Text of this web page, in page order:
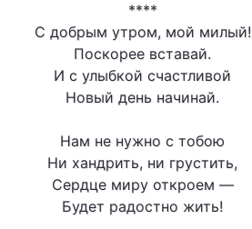
****
С добрым утром, мой милый!
Поскорее вставай.
И с улыбкой счастливой
Новый день начинай.
Нам не нужно с тобою
Ни хандрить, ни грустить,
Сердце миру откроем —
Будет радостно жить!